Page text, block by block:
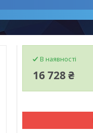
В наявності
16 728 ₴